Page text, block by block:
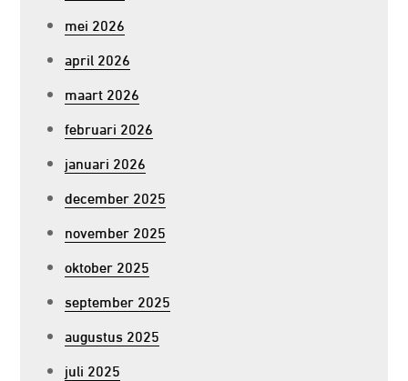
mei 2026
april 2026
maart 2026
februari 2026
januari 2026
december 2025
november 2025
oktober 2025
september 2025
augustus 2025
juli 2025